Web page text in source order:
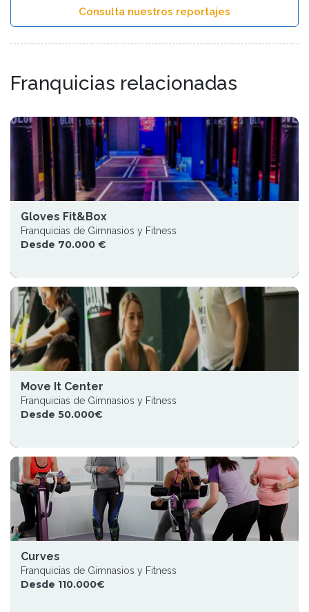
Consulta nuestros reportajes
Franquicias relacionadas
Gloves Fit&Box
Franquicias de Gimnasios y Fitness
Desde 70.000 €
Move It Center
Franquicias de Gimnasios y Fitness
Desde 50.000€
Curves
Franquicias de Gimnasios y Fitness
Desde 110.000€